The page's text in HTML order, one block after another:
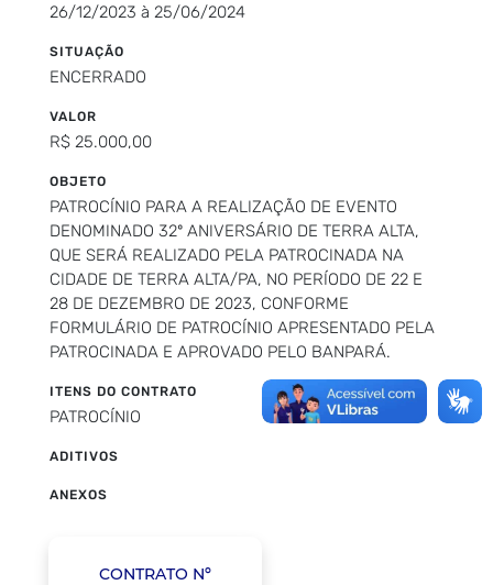
26/12/2023 à 25/06/2024
SITUAÇÃO
ENCERRADO
VALOR
R$ 25.000,00
OBJETO
PATROCÍNIO PARA A REALIZAÇÃO DE EVENTO
DENOMINADO 32º ANIVERSÁRIO DE TERRA ALTA,
QUE SERÁ REALIZADO PELA PATROCINADA NA
CIDADE DE TERRA ALTA/PA, NO PERÍODO DE 22 E
28 DE DEZEMBRO DE 2023, CONFORME
FORMULÁRIO DE PATROCÍNIO APRESENTADO PELA
PATROCINADA E APROVADO PELO BANPARÁ.
ITENS DO CONTRATO
PATROCÍNIO
ADITIVOS
ANEXOS
CONTRATO Nº